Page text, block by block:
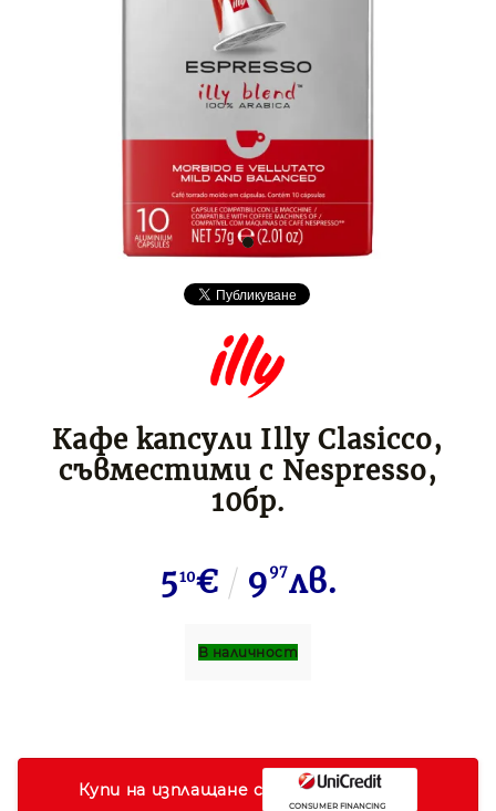
Кафе капсули Illy Clasicco,
съвместими с Nespresso,
10бр.
510€ 997лв.
В наличност
Купи на изплащане с